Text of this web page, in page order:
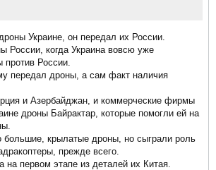
Украине, он передал их России.
России, когда Украина вовсю уже
против России.
передал дроны, а сам факт наличия
и Азербайджан, и коммерческие фирмы
дроны Байрактар, которые помогли ей на
большие, крылатые дроны, но сыграли роль
прежде всего.
на первом этапе из деталей их Китая.